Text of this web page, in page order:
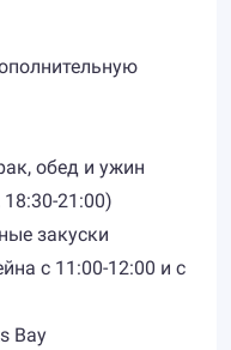
обед и ужин
18:30-21:00)
закуски
с 11:00-12:00 и с
Bay